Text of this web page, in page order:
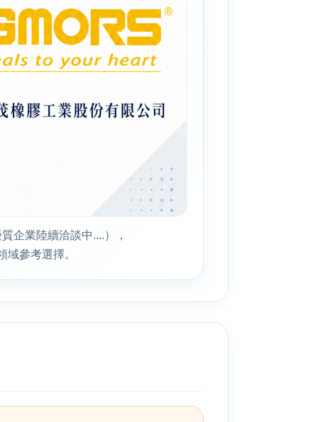
企業陸續洽談中....），
域參考選擇。